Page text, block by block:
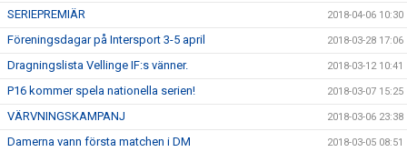
SERIEPREMIÄR 2018-04-06 10:30
Föreningsdagar på Intersport 3-5 april 2018-03-28 17:06
Dragningslista Vellinge IF:s vänner. 2018-03-12 10:41
P16 kommer spela nationella serien! 2018-03-07 15:25
VÄRVNINGSKAMPANJ 2018-03-06 23:38
Damerna vann första matchen i DM 2018-03-05 08:51